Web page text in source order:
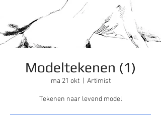
Modeltekenen (1)
ma 21 okt
  |
Artimist
Tekenen naar levend model